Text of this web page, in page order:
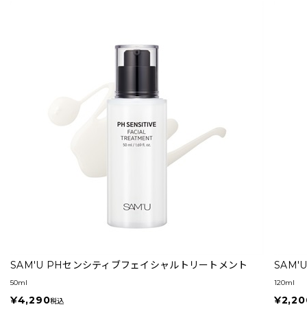
SAM'U PHセンシティブフェイシャルトリートメント
50ml
¥4,290税込
120ml